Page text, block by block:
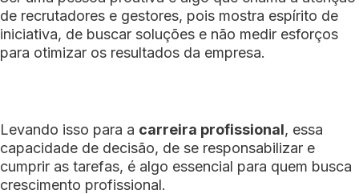
de recrutadores e gestores, pois mostra espírito de
iniciativa, de buscar soluções e não medir esforços
para otimizar os resultados da empresa.
Levando isso para a carreira profissional, essa
capacidade de decisão, de se responsabilizar e
cumprir as tarefas, é algo essencial para quem busca
crescimento profissional.